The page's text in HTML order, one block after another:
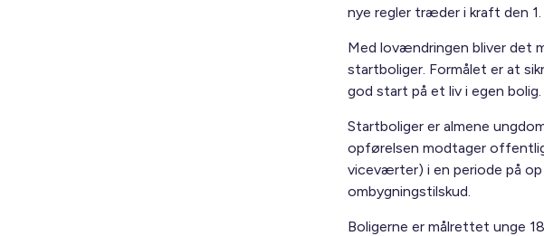
nye regler træder i kraft den 1.
Med lovændringen bliver det
startboliger. Formålet er at
god start på et liv i egen bolig.
Startboliger er almene
opførelsen modtager
viceværter) i en periode på op
ombygningstilskud.
Boligerne er målrettet unge